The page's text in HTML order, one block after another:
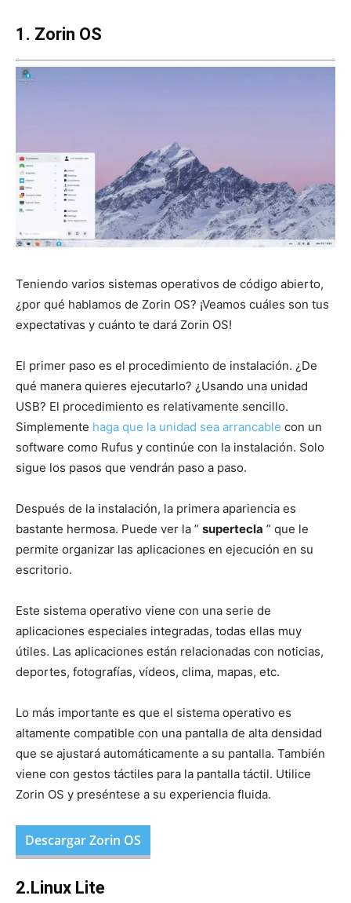
1. Zorin OS
Teniendo varios sistemas operativos de código abierto,
¿por qué hablamos de Zorin OS? ¡Veamos cuáles son tus
expectativas y cuánto te dará Zorin OS!
El primer paso es el procedimiento de instalación. ¿De
qué manera quieres ejecutarlo? ¿Usando una unidad
USB? El procedimiento es relativamente sencillo.
Simplemente haga que la unidad sea arrancable con un
software como Rufus y continúe con la instalación. Solo
sigue los pasos que vendrán paso a paso.
Después de la instalación, la primera apariencia es
bastante hermosa. Puede ver la ” supertecla ” que le
permite organizar las aplicaciones en ejecución en su
escritorio.
Este sistema operativo viene con una serie de
aplicaciones especiales integradas, todas ellas muy
útiles. Las aplicaciones están relacionadas con noticias,
deportes, fotografías, vídeos, clima, mapas, etc.
Lo más importante es que el sistema operativo es
altamente compatible con una pantalla de alta densidad
que se ajustará automáticamente a su pantalla. También
viene con gestos táctiles para la pantalla táctil. Utilice
Zorin OS y preséntese a su experiencia fluida.
Descargar Zorin OS
2.Linux Lite